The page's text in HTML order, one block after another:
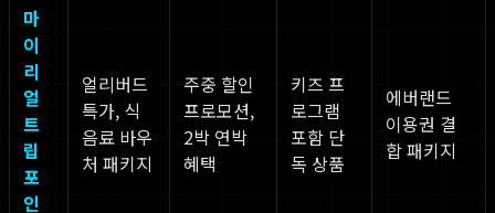
마
이
리
얼
트
립
포
인
얼리버드
특가, 식
음료 바우
처 패키지
주중 할인
프로모션,
2박 연박
혜택
키즈 프
로그램
포함 단
독 상품
에버랜드
이용권 결
합 패키지